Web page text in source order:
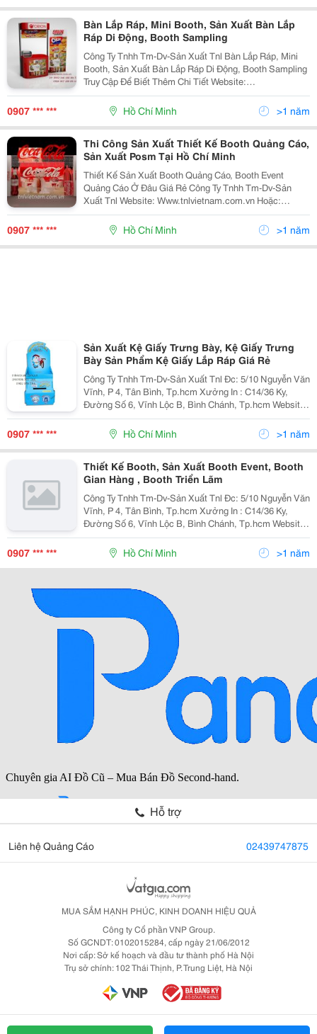
Trợ lý dự án:0906 307
186 Mr Linh
Hãy gọi ngay cho TNL để được:
- Tư vấn, thiết kế theo yêu cầu của
bạn
-Tư vấn chất liệu, giá thành và thời
gian sản xuất phù hợp và nhiều
Hotline: 0907 481 142/ 090 234
61 86 Ms Trinh
0902 730 059 / 0906 307 186 Mr
Linh
HOẶC
TRUY CẬP NGAY:
www.tnlvietnam.com.vn
Bàn Lắp Ráp, Mini Booth, Sản Xuất Bàn Lắp
Ráp Di Động, Booth Sampling
Công Ty Tnhh Tm-Dv-Sản Xuất Tnl Bàn Lắp Ráp, Mini
Booth, Sản Xuất Bàn Lắp Ráp Di Động, Booth Sampling
Truy Cập Để Biết Thêm Chi Tiết Website:
Www.tnlvietnam.com.vn Hoặc:
Http://Www.vatgia.com/Tnlvietnam . Mail:
Trinhletnlvietnam@Gmail.
0907 *** *** Hồ Chí Minh >1 năm
Thi Công Sản Xuất Thiết Kế Booth Quảng Cáo,
Sản Xuất Posm Tại Hồ Chí Minh
Thiết Kế Sản Xuất Booth Quảng Cáo, Booth Event
Quảng Cáo Ở Đâu Giá Rẻ Công Ty Tnhh Tm-Dv-Sản
Xuất Tnl Website: Www.tnlvietnam.com.vn Hoặc:
Http://Www.vatgia.com/Tnlvietnam . Mail:
Trinhletnlvietnam@Gmail.com
Linhhotnlvietnam@Gmail.com
0907 *** *** Hồ Chí Minh >1 năm
Sản Xuất Kệ Giấy Trưng Bày, Kệ Giấy Trưng
Bày Sản Phẩm Kệ Giấy Lắp Ráp Giá Rẻ
Công Ty Tnhh Tm-Dv-Sản Xuất Tnl Đc: 5/10 Nguyễn Văn
Vĩnh, P 4, Tân Bình, Tp.hcm Xưởng In : C14/36 Ky,
Đường Số 6, Vĩnh Lộc B, Bình Chánh, Tp.hcm Website:
Www.tnlvietnam.com.vn Hoặc:
Http://Www.vatgia.com/Tnlvietnam . Mail: Trinhletnlvietn
0907 *** *** Hồ Chí Minh >1 năm
Thiết Kế Booth, Sản Xuất Booth Event, Booth
Gian Hàng , Booth Triển Lãm
Công Ty Tnhh Tm-Dv-Sản Xuất Tnl Đc: 5/10 Nguyễn Văn
Vĩnh, P 4, Tân Bình, Tp.hcm Xưởng In : C14/36 Ky,
Đường Số 6, Vĩnh Lộc B, Bình Chánh, Tp.hcm Website:
Www.tnlvietnam.com.vn Hoặc:
Http://Www.vatgia.com/Tnlvietnam . Mail: Tri
0907 *** *** Hồ Chí Minh >1 năm
Hỗ trợ
Liên hệ Quảng Cáo 02439747875
MUA SẮM HẠNH PHÚC, KINH DOANH HIỆU QUẢ
Công ty Cổ phần VNP Group.
Số GCNDT: 0102015284, cấp ngày 21/06/2012
Nơi cấp: Sở kế hoạch và đầu tư thành phố Hà Nội
Trụ sở chính: 102 Thái Thịnh, P. Trung Liệt, Hà Nội